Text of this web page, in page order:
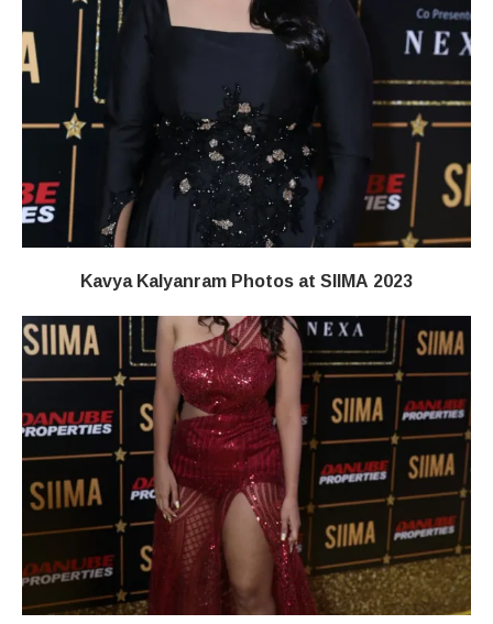
Kavya Kalyanram Photos at SIIMA 2023